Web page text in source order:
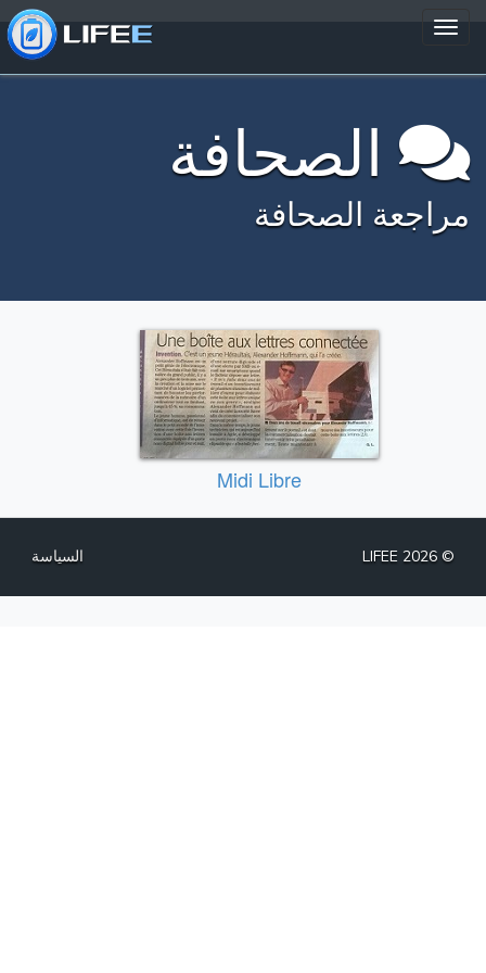
الصحافة
مراجعة الصحافة
Midi Libre
© LIFEE 2026 السياسة